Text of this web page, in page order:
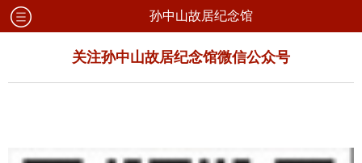
孙中山故居纪念馆
关注孙中山故居纪念馆微信公众号